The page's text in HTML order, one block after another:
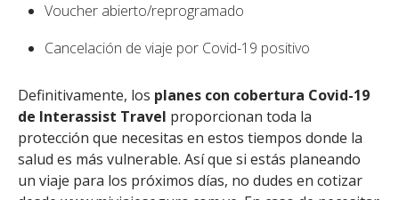
Voucher abierto/reprogramado
Cancelación de viaje por Covid-19 positivo
Definitivamente, los planes con cobertura Covid-19
de Interassist Travel proporcionan toda la
protección que necesitas en estos tiempos donde la
salud es más vulnerable. Así que si estás planeando
un viaje para los próximos días, no dudes en cotizar